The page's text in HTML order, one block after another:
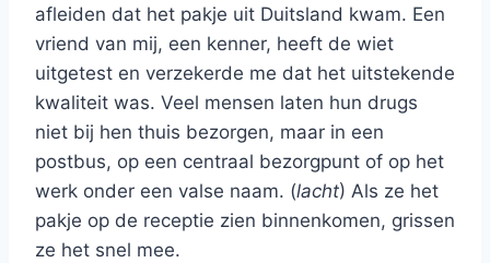
afleiden dat het pakje uit Duitsland kwam. Een
vriend van mij, een kenner, heeft de wiet
uitgetest en verzekerde me dat het uitstekende
kwaliteit was. Veel mensen laten hun drugs
niet bij hen thuis bezorgen, maar in een
postbus, op een centraal bezorgpunt of op het
werk onder een valse naam. (lacht) Als ze het
pakje op de receptie zien binnenkomen, grissen
ze het snel mee.